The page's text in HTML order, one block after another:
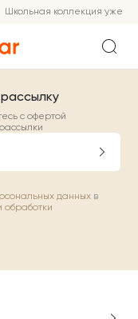
Школьная коллекция уже на
с офертой
данных в
обработки